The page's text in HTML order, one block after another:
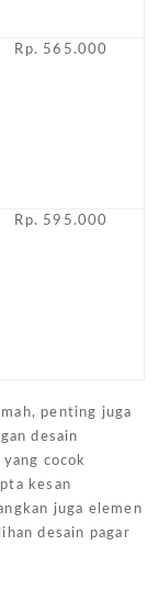
Rp. 565.000
Rp. 595.000
penting juga
desain
cocok
kesan
juga elemen
desain pagar